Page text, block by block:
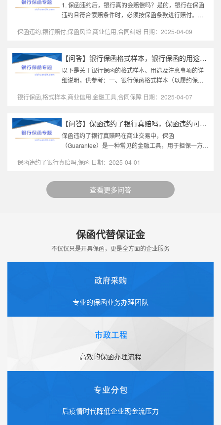
1. 保函违约后，银行真的会赔偿吗？是的，银行在保函
违约且符合索赔条件时，必须按保函条款进行赔付。银
人）需提交符合保函要求的书面...
保函违约,银行赔付,保函风险,商业信用,合同纠纷 日期：2025-04-09
【问答】银行保函格式样本，银行保函的用途及注意事项
以下是关于银行保函的格式样本、用途及注意事项的详
细说明，供参考：一、银行保函格式样本（以履约保函
期：** YYYY年MM月DD日 **受...
银行保函,格式样本,商业信用,金融工具,合同保障 日期：2025-04-07
【问答】保函违约了银行真赔吗，保函违约可以从任何账户扣钱吗
保函违约了银行真赔吗在商业交易中，保函
（Guarantee）是一种常见的金融工具，用于担保一方履
赔吗？本文将从多个角度详细解析这个问...
保函违约了银行真赔吗,保函 日期：2025-04-01
查看更多问答
保函代替保证金
不仅仅只是开具保函，更是全方面的企业服务
专业的保函业务办理团队
高效的保函办理流程
后疫情时代降低企业现金流压力